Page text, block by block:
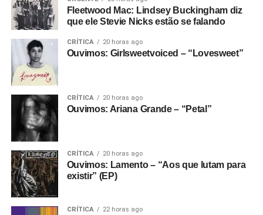
Fleetwood Mac: Lindsey Buckingham diz
que ele Stevie Nicks estão se falando
CRÍTICA 20 horas ago
Ouvimos: Girlsweetvoiced – “Lovesweet”
CRÍTICA 20 horas ago
Ouvimos: Ariana Grande – “Petal”
CRÍTICA 20 horas ago
Ouvimos: Lamento – “Aos que lutam para
existir” (EP)
CRÍTICA 22 horas ago